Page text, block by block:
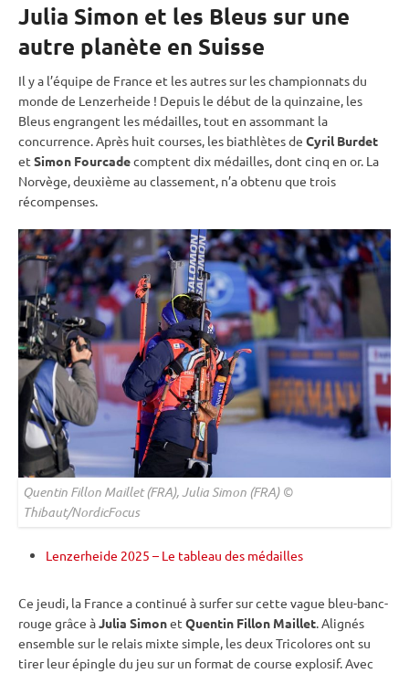
Julia Simon et les Bleus sur une
autre planète en Suisse
Il y a l’équipe de France et les autres sur leschampionnats du
monde de Lenzerheide ! Depuis le début de la quinzaine, les
Bleus engrangent les médailles, tout en assommant la
concurrence. Après huit courses, les biathlètes de Cyril Burdet
et Simon Fourcadecomptent dix médailles, dont cinq en or. La
Norvège, deuxième au classement, n’a obtenu que trois
récompenses.
Quentin Fillon Maillet (FRA), Julia Simon (FRA) ©
Thibaut/NordicFocus
Lenzerheide 2025 – Le tableau des médailles
Ce jeudi, la France a continué à surfer sur cette vague bleu-banc-
rouge grâce àJulia Simonet Quentin Fillon Maillet. Alignés
ensemble sur le relais mixte simple, les deux Tricolores ont su
tirer leur épingle du jeu sur un format de course explosif. Avec